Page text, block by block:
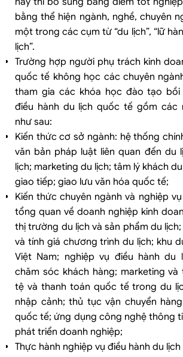
bằng thể hiện ngành, nghề, chuyên
một trong các cụm từ “du lịch”, “lữ
lịch”.
Trường hợp người phụ trách kinh
quốc tế không học các chuyên
tham gia các khóa học đào tạo bồi
điều hành du lịch quốc tế gồm các
như sau:
Kiến thức cơ sở ngành: hệ thống
văn bản pháp luật liên quan đến du
lịch; marketing du lịch; tâm lý khách
giao tiếp; giao lưu văn hóa quốc tế;
Kiến thức chuyên ngành và nghiệp
tổng quan về doanh nghiệp kinh
thị trường du lịch và sản phẩm du
và tính giá chương trình du lịch; khu
Việt Nam; nghiệp vụ điều hành du
chăm sóc khách hàng; marketing
tệ và thanh toán quốc tế trong du
nhập cảnh; thủ tục vận chuyển
quốc tế; ứng dụng công nghệ thông
phát triển doanh nghiệp;
Thực hành nghiệp vụ điều hành du